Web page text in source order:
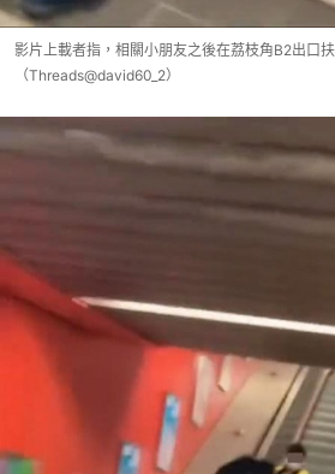
影片上載者指，相關小朋友之後在荔枝角B2出口
（Threads@david60_2）